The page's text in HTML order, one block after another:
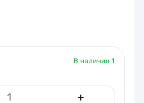
В наличии 1